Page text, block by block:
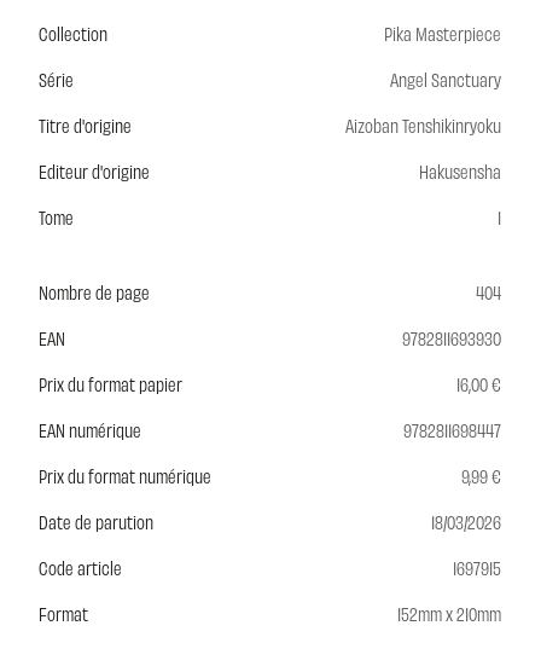
Collection
Pika Masterpiece
Série
Angel Sanctuary
Titre d'origine
Aizoban Tenshikinryoku
Editeur d'origine
Hakusensha
Tome
1
Nombre de page
404
EAN
9782811693930
Prix du format papier
16,00 €
EAN numérique
9782811698447
Prix du format numérique
9,99 €
Date de parution
18/03/2026
Code article
1697915
Format
152mm x 210mm